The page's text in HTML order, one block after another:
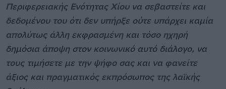
Περιφερειακής Ενότητας Χίου να σεβαστείτε και
δεδομένου του ότι δεν υπήρξε ούτε υπάρχει καμία
απολύτως άλλη εκφρασμένη και τόσο ηχηρή
δημόσια άποψη στον κοινωνικό αυτό διάλογο, να
τους τιμήσετε με την ψήφο σας και να φανείτε
άξιος και πραγματικός εκπρόσωπος της λαϊκής